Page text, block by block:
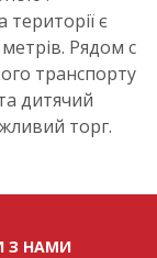
є
Рядом с
транспорту
дитячий
торг.
З НАМИ